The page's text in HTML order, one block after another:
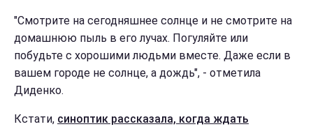
"Смотрите на сегодняшнее солнце и не смотрите на
домашнюю пыль в его лучах. Погуляйте или
побудьте с хорошими людьми вместе. Даже если в
вашем городе не солнце, а дождь", - отметила
Диденко.
Кстати, синоптик рассказала, когда ждать